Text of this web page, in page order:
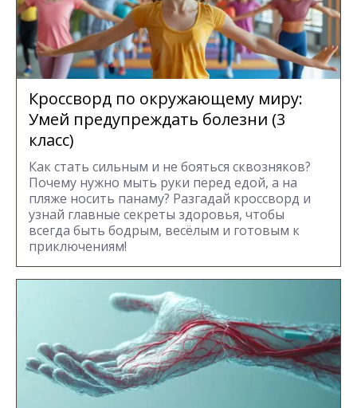
Кроссворд по окружающему миру:
Умей предупреждать болезни (3
класс)
Как стать сильным и не бояться сквозняков?
Почему нужно мыть руки перед едой, а на
пляже носить панаму? Разгадай кроссворд и
узнай главные секреты здоровья, чтобы
всегда быть бодрым, весёлым и готовым к
приключениям!